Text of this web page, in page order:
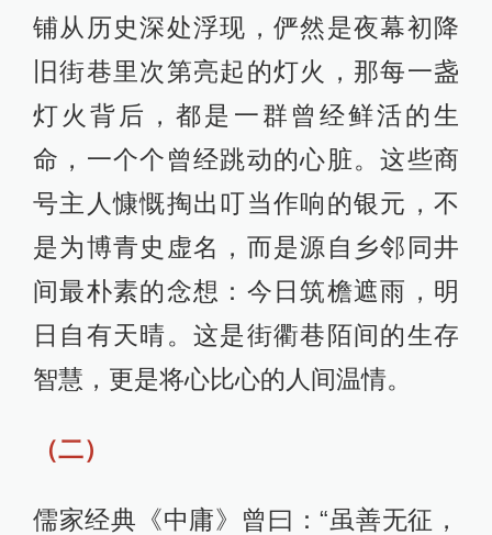
铺从历史深处浮现，俨然是夜幕初降
旧街巷里次第亮起的灯火，那每一盏
灯火背后，都是一群曾经鲜活的生
命，一个个曾经跳动的心脏。这些商
号主人慷慨掏出叮当作响的银元，不
是为博青史虚名，而是源自乡邻同井
间最朴素的念想：今日筑檐遮雨，明
日自有天晴。这是街衢巷陌间的生存
智慧，更是将心比心的人间温情。
（二）
儒家经典《中庸》曾曰：“虽善无征，